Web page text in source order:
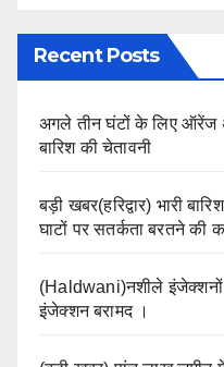
Recent Posts
अगले तीन घंटों के लिए ऑरेंज
बारिश की चेतावनी
बड़ी खबर(हरिद्वार) भारी
घाटों पर सतर्कता बरतने की
(Haldwani)नशीले इंजेक्शनों
इंजेक्शन बरामद ।